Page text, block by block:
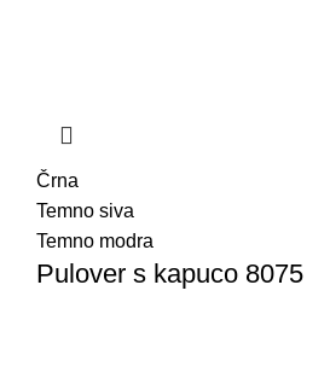
Črna
Temno siva
Temno modra
Pulover s kapuco 8075